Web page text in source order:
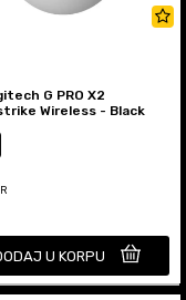
G PRO X2
Wireless - Black
U KORPU